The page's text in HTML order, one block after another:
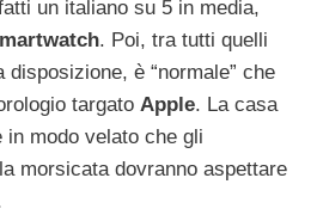
un italiano su 5 in media,
. Poi, tra tutti quelli
è “normale” che
targato Apple. La casa
modo velato che gli
morsicata dovranno aspettare